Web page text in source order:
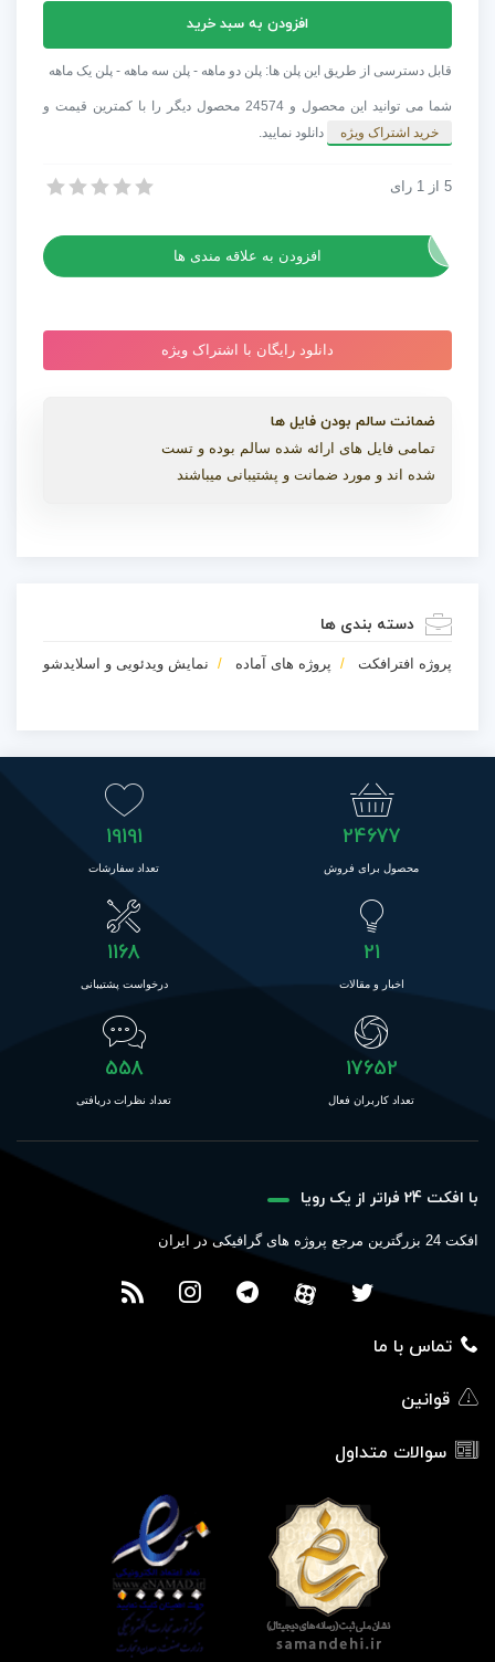
افترافکت
نمایش
اسلاید
زیبا
عدد
افزودن به سبد خرید
قابل دسترسی از طریق این پلن ها: پلن دو ماهه - پلن سه ماهه - پلن یک ماهه
شما می توانید این محصول و 24574 محصول دیگر را با کمترین قیمت و
خرید اشتراک ویژه
دانلود نمایید.
پروژه افترافکت نمایش اسلاید تاریخی زیبا
5 از 1 رای
افزودن به علاقه مندی ها
دانلود رایگان با اشتراک ویژه
ضمانت سالم بودن فایل ها
تمامی فایل های ارائه شده سالم بوده و تست
شده اند و مورد ضمانت و پشتیبانی میباشند
دسته بندی ها
پروژه افترافکت پروژه های آماده نمایش ویدئویی و اسلایدشو
24677
محصول برای فروش
19191
تعداد سفارشات
21
اخبار و مقالات
1168
درخواست پشتیبانی
17652
تعداد کاربران فعال
558
تعداد نظرات دریافتی
با افکت 24 فراتر از یک رویا
افکت 24 بزرگترین مرجع پروژه های گرافیکی در ایران
تماس با ما
قوانین
سوالات متداول